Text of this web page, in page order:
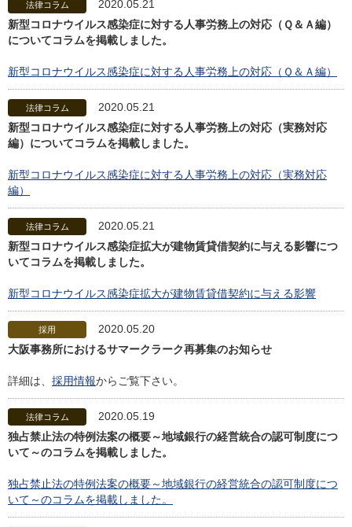
法律コラム
2020.05.21
新型コロナウイルス感染症に対する人事労務上の対応（Ｑ＆Ａ編）
についてコラムを掲載しました。
新型コロナウイルス感染症に対する人事労務上の対応（Ｑ＆Ａ編）
法律コラム
2020.05.21
新型コロナウイルス感染症に対する人事労務上の対応（実務対応
編）についてコラムを掲載しました。
新型コロナウイルス感染症に対する人事労務上の対応（実務対応
編）
法律コラム
2020.05.21
新型コロナウイルス感染症拡大が建物賃貸借契約に与える影響につ
いてコラムを掲載しました。
新型コロナウイルス感染症拡大が建物賃貸借契約に与える影響
採用
2020.05.20
大阪事務所におけるサマークラーク再募集のお知らせ
詳細は、 採用情報からご覧下さい。
法律コラム
2020.05.19
独占禁止法の特例法案の概要～地域銀行の経営統合の認可制度につ
いて～のコラムを掲載しました。
独占禁止法の特例法案の概要～地域銀行の経営統合の認可制度につ
いて～のコラムを掲載しました。